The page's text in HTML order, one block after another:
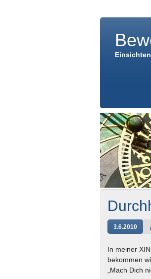
3.6.2010
In meiner
bekommen
„Mach Dich